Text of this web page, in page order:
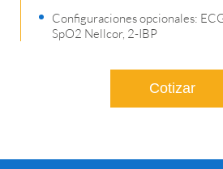
Configuraciones opcionales:
SpO2 Nellcor, 2-IBP
Cotizar